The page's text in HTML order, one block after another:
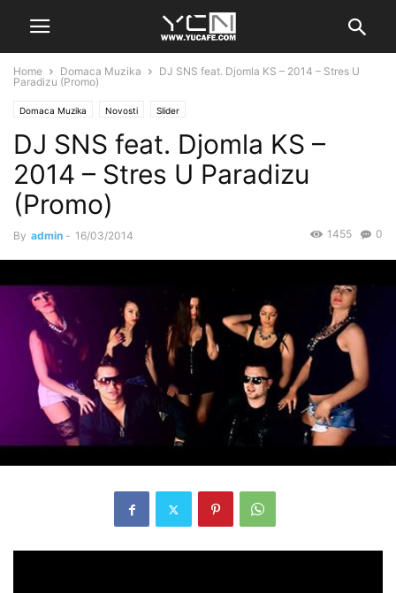
Home Domaca Muzika
DJ SNS feat. Djomla KS – 2014 – Stres U
Paradizu (Promo)
Domaca Muzika Novosti Slider
DJ SNS feat. Djomla KS –
2014 – Stres U Paradizu
(Promo)
By admin - 16/03/2014 0
1455